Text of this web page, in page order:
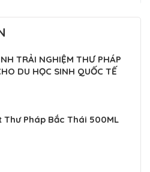
TRẢI NGHIỆM THƯ PHÁP
DU HỌC SINH QUỐC TẾ
Thư Pháp Bắc Thái 500ML